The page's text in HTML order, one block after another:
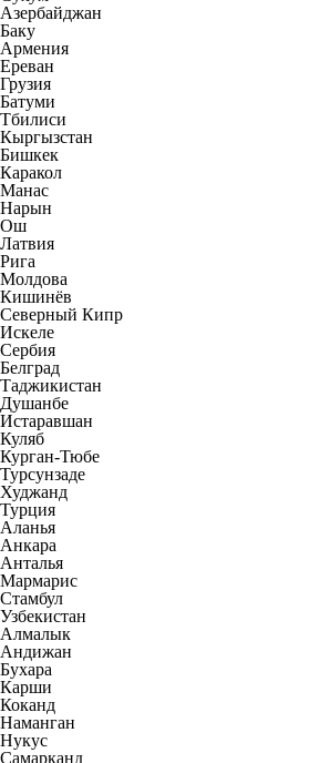
Азербайджан
Баку
Армения
Ереван
Грузия
Батуми
Тбилиси
Кыргызстан
Бишкек
Каракол
Манас
Нарын
Ош
Латвия
Рига
Молдова
Кишинёв
Северный Кипр
Искеле
Сербия
Белград
Таджикистан
Душанбе
Истаравшан
Куляб
Курган-Тюбе
Турсунзаде
Худжанд
Турция
Аланья
Анкара
Анталья
Мармарис
Стамбул
Узбекистан
Алмалык
Андижан
Бухара
Карши
Коканд
Наманган
Нукус
Самарканд